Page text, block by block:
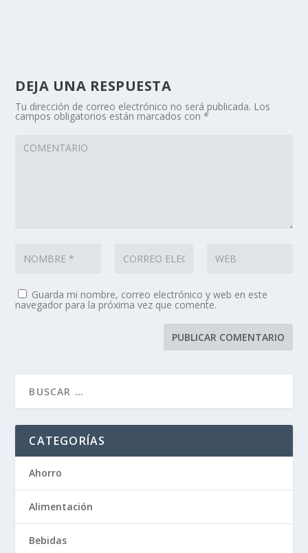
DEJA UNA RESPUESTA
Tu dirección de correo electrónico no será publicada. Los
campos obligatorios están marcados con*
Guarda mi nombre, correo electrónico y web en este
navegador para la próxima vez que comente.
CATEGORÍAS
Ahorro
Alimentación
Bebidas